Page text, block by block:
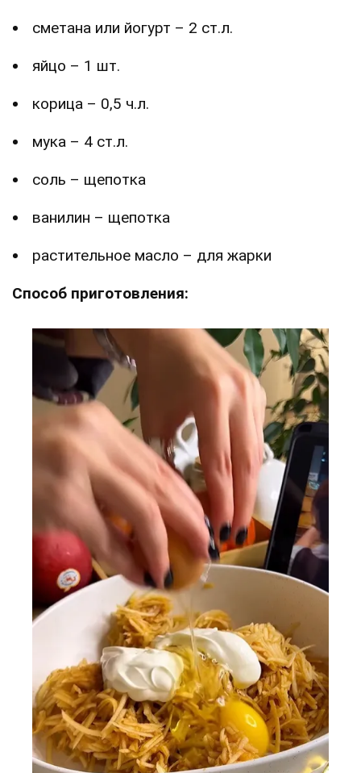
сметана или йогурт – 2 ст.л.
яйцо – 1 шт.
корица – 0,5 ч.л.
мука – 4 ст.л.
соль – щепотка
ванилин – щепотка
растительное масло – для жарки
Способ приготовления: